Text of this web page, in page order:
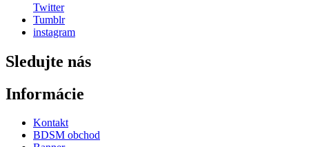
Twitter
Tumblr
instagram
Sledujte nás
Informácie
Kontakt
BDSM obchod